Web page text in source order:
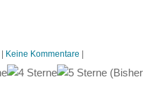
Keine Kommentare
(Bisher